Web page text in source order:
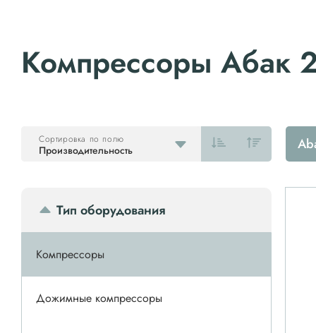
Компрессоры Абак
Производительность
Сортировка по полю
Тип оборудования
Компрессоры
Дожимные компрессоры